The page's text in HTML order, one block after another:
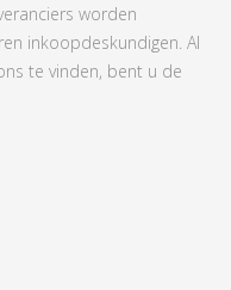
worden
inkoopdeskundigen. Al
te vinden, bent u de